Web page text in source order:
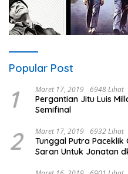
Popular Post
1 Maret 17, 2019 6948 Lihat
Pergantian Jitu Luis
Semifinal
2 Maret 17, 2019 6932 Lihat
Tunggal Putra Paceklik
Saran Untuk Jonatan